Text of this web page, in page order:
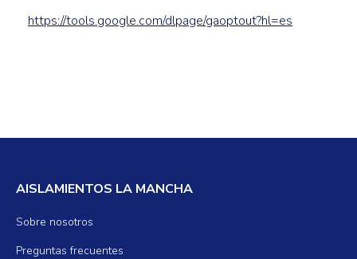
https://tools.google.com/dlpage/gaoptout?hl=es
AISLAMIENTOS LA MANCHA
Sobre nosotros
Preguntas frecuentes